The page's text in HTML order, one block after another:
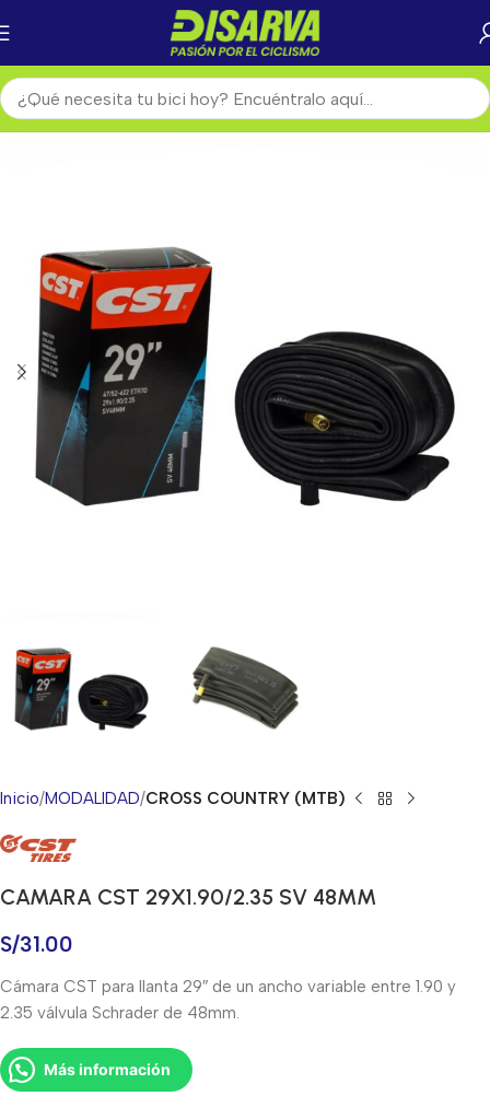
Inicio MODALIDAD CROSS COUNTRY (MTB)
CAMARA CST 29X1.90/2.35 SV 48MM
S/31.00
Cámara CST para llanta 29″ de un ancho variable entre 1.90 y
2.35 válvula Schrader de 48mm.
Más información